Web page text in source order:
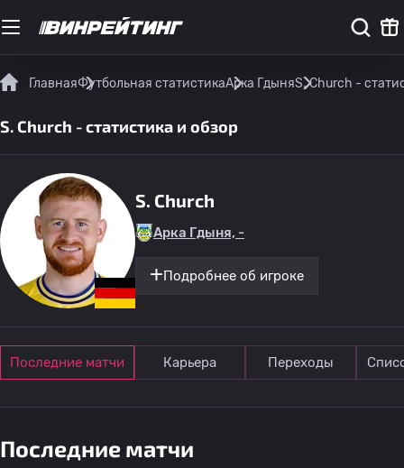
ГлавнаяФутбольная статистикаАрка ГдыняS. Church -
S. Church - статистика и обзор
S. Church
Арка Гдыня, -
Подробнее об игроке
Последние матчи Карьера Переходы
Последние матчи